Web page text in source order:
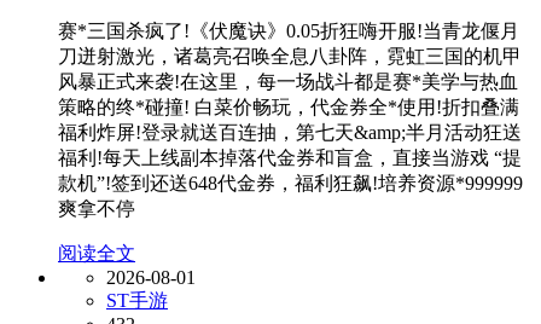
赛*三国杀疯了!《伏魔诀》0.05折狂嗨开服!当青龙偃月
刀迸射激光，诸葛亮召唤全息八卦阵，霓虹三国的机甲
风暴正式来袭!在这里，每一场战斗都是赛*美学与热血
策略的终*碰撞! 白菜价畅玩，代金券全*使用!折扣叠满
福利炸屏!登录就送百连抽，第七天&amp;半月活动狂送
福利!每天上线副本掉落代金券和盲盒，直接当游戏 “提
款机”!签到还送648代金券，福利狂飙!培养资源*999999
爽拿不停
阅读全文
2026-08-01
ST手游